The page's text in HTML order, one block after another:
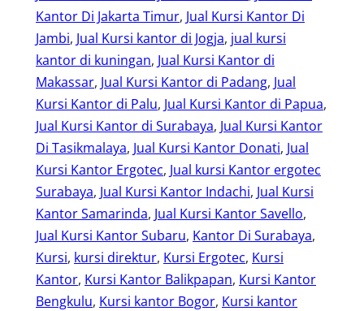
Kantor Di Jakarta Timur, Jual Kursi Kantor Di
Jambi, Jual Kursi kantor di Jogja, jual kursi
kantor di kuningan, Jual Kursi Kantor di
Makassar, Jual Kursi Kantor di Padang, Jual
Kursi Kantor di Palu, Jual Kursi Kantor di Papua
Jual Kursi Kantor di Surabaya, Jual Kursi Kantor
Di Tasikmalaya, Jual Kursi Kantor Donati, Jual
Kursi Kantor Ergotec, Jual kursi Kantor ergotec
Surabaya, Jual Kursi Kantor Indachi, Jual Kursi
Kantor Samarinda, Jual Kursi Kantor Savello
Jual Kursi Kantor Subaru, Kantor Di Surabaya
Kursi, kursi direktur, Kursi Ergotec, Kursi
Kantor, Kursi Kantor Balikpapan, Kursi Kantor
Bengkulu, Kursi kantor Bogor, Kursi kantor